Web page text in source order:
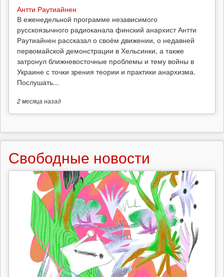
Антти Раутиайнен
В еженедельной программе независимого
русскоязычного радиоканала финский анархист Антти
Раутиайнен рассказал о своём движении, о недавней
первомайской демонстрации в Хельсинки, а также
затронул ближневосточные проблемы и тему войны в
Украине с точки зрения теории и практики анархизма.
Послушать...
2 месяцаназад
Свободные новости